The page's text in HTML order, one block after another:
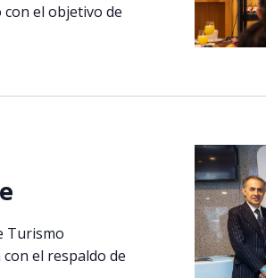
con el objetivo de
Turismo
el respaldo de